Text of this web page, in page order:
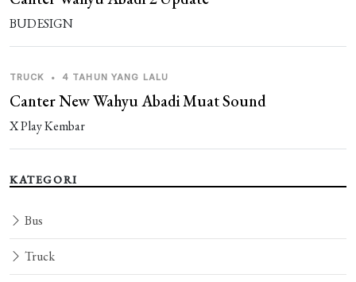
BUDESIGN
TRUCK • 4 TAHUN YANG LALU
Canter New Wahyu Abadi Muat Sound
X Play Kembar
KATEGORI
Bus
Truck